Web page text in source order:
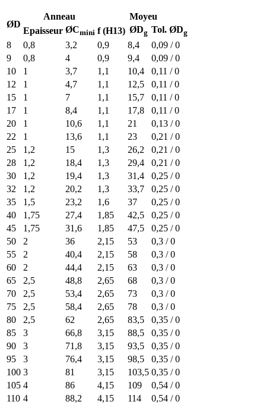
ØD
Anneau
Moyeu
Epaisseur ØCmini f (H13) ØDg Tol. ØDg
8 0,8 3,2 0,9 8,4
0,09 / 0
9
0,8 4 0,9 9,4
0,09 / 0
10
1 3,7 1,1 10,4
0,11 / 0
12
1 4,7 1,1 12,5
0,11 / 0
15
1 7 1,1 15,7
0,11 / 0
17
1 8,4 1,1 17,8
0,11 / 0
20
1 10,6 1,1 21
0,13 / 0
22
1 13,6 1,1 23
0,21 / 0
25
1,2 15 1,3 26,2
0,21 / 0
28
1,2 18,4 1,3 29,4
0,21 / 0
30
1,2 19,4 1,3 31,4
0,25 / 0
32
1,2 20,2 1,3 33,7
0,25 / 0
35
1,5 23,2 1,6 37
0,25 / 0
40
1,75 27,4 1,85 42,5
0,25 / 0
45
1,75 31,6 1,85 47,5
0,25 / 0
50
2 36 2,15 53
0,3 / 0
55
2 40,4 2,15 58
0,3 / 0
60
2 44,4 2,15 63
0,3 / 0
65
2,5 48,8 2,65 68
0,3 / 0
70
2,5 53,4 2,65 73
0,3 / 0
75
2,5 58,4 2,65 78
0,3 / 0
80
2,5 62 2,65 83,5
0,35 / 0
85
3 66,8 3,15 88,5
0,35 / 0
90
3 71,8 3,15 93,5
0,35 / 0
95
3 76,4 3,15 98,5
0,35 / 0
100 3 81 3,15 103,5 0,35 / 0
105 4 86 4,15 109
0,54 / 0
110 4 88,2 4,15 114 0,54 / 0